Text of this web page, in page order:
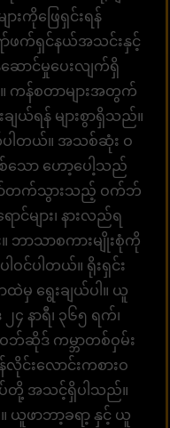
းကိုဖြေရှင်းရန်
ာ်ဖက်ရှင်နယ်အသင်းနှင့်
ောင်မှုပေးလျက်ရှိ
ကန်စတာများအတွက်
ျယ်ရန် များစွာရှိသည်။
ါတယ်။ အသစ်ဆုံး ဝ
ော ဟော့ပေါ့သည်
တက်သွားသည့် ဝက်ဘ်
များ၊ နားလည်ရ
ဘာသာစကားမျိုးစုံကို
ဝင်ပါတယ်။ ရိုးရှင်း
မှ ရွေးချယ်ပါ။ ယူ
နာရီ၊ ၃၆၅ ရက်၊
ဝဘ်ဆိုဒ် ကမ္ဘာတစ်ဝှမ်း
င်းလောင်းကစားဝ
ပ်တို့ အသင့်ရှိပါသည်။
ယူဖာဘာ့ခရာ့ နှင့် ယူ